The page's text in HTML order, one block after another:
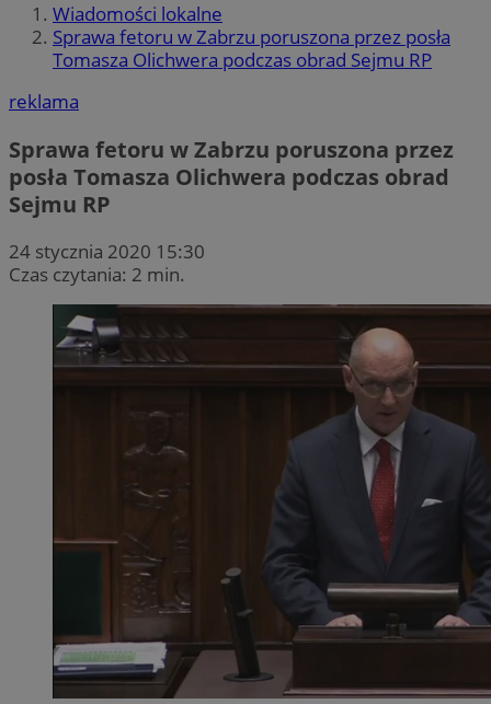
Wiadomości lokalne
Sprawa fetoru w Zabrzu poruszona przez posła
Tomasza Olichwera podczas obrad Sejmu RP
reklama
Sprawa fetoru w Zabrzu poruszona przez
posła Tomasza Olichwera podczas obrad
Sejmu RP
24 stycznia 2020 15:30
Czas czytania: 2 min.